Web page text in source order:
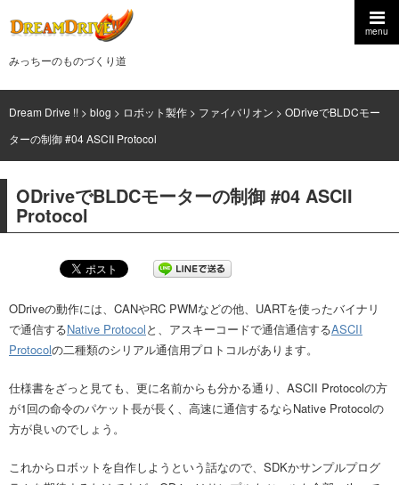
menu
みっちーのものづくり道
Dream Drive !! > blog > ロボット製作 > ファイバリオン > ODriveでBLDCモー
ターの制御 #04 ASCII Protocol
ODriveでBLDCモーターの制御 #04 ASCII
Protocol
ODriveの動作には、CANやRC PWMなどの他、UARTを使ったバイナリ
で通信するNative Protocolと、アスキーコードで通信通信するASCII
Protocolの二種類のシリアル通信用プロトコルがあります。
仕様書をざっと見ても、更に名前からも分かる通り、ASCII Protocolの方
が1回の命令のパケット長が長く、高速に通信するならNative Protocolの
方が良いのでしょう。
これからロボットを自作しようという話なので、SDKかサンプルプログ